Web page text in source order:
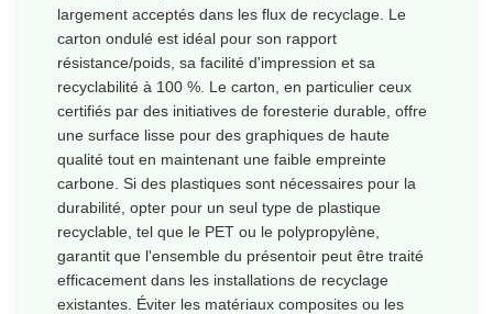
largement acceptés dans les flux de recyclage. Le
carton ondulé est idéal pour son rapport
résistance/poids, sa facilité d'impression et sa
recyclabilité à 100 %. Le carton, en particulier ceux
certifiés par des initiatives de foresterie durable, offre
une surface lisse pour des graphiques de haute
qualité tout en maintenant une faible empreinte
carbone. Si des plastiques sont nécessaires pour la
durabilité, opter pour un seul type de plastique
recyclable, tel que le PET ou le polypropylène,
garantit que l'ensemble du présentoir peut être traité
efficacement dans les installations de recyclage
existantes. Éviter les matériaux composites ou les